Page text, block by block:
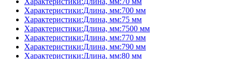
Характеристики:Длина, мм:700 мм
Характеристики:Длина, мм:75 мм
Характеристики:Длина, мм:7500 мм
Характеристики:Длина, мм:770 мм
Характеристики:Длина, мм:790 мм
Характеристики:Длина, мм:80 мм